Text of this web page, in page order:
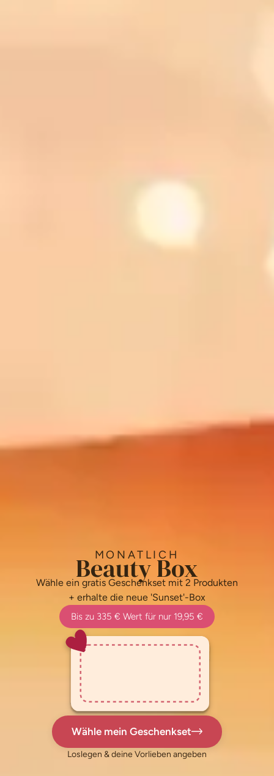
MONATLICH
Beauty Box
Wähle ein gratis Geschenkset mit 2 Produkten
+ erhalte die neue 'Sunset'-Box
Bis zu 335 € Wert für nur 19,95 €
Wähle mein Geschenkset
Loslegen & deine Vorlieben angeben